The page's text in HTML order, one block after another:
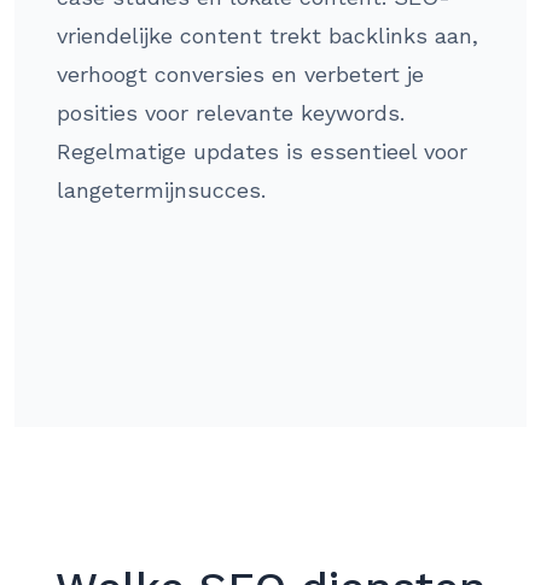
vriendelijke content trekt backlinks aan,
verhoogt conversies en verbetert je
posities voor relevante keywords.
Regelmatige updates is essentieel voor
langetermijnsucces.